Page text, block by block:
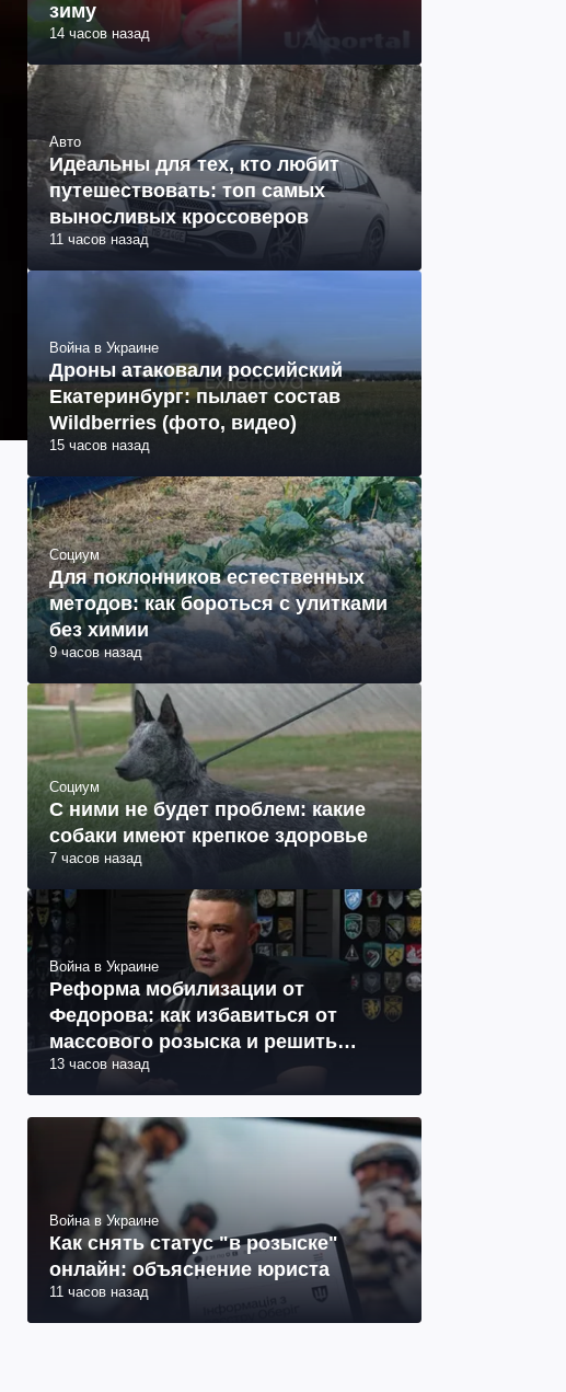
зиму
14 часов назад
Авто
Идеальны для тех, кто любит
путешествовать: топ самых
выносливых кроссоверов
11 часов назад
Война в Украине
Дроны атаковали российский
Екатеринбург: пылает состав
Wildberries (фото, видео)
15 часов назад
Социум
Для поклонников естественных
методов: как бороться с улитками
без химии
9 часов назад
Социум
С ними не будет проблем: какие
собаки имеют крепкое здоровье
7 часов назад
Война в Украине
Реформа мобилизации от
Федорова: как избавиться от
массового розыска и решить
проблему СОЧ
13 часов назад
Война в Украине
Как снять статус "в розыске"
онлайн: объяснение юриста
11 часов назад